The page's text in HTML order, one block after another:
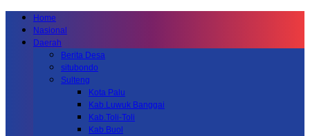
Home
Nasional
Daerah
Berita Desa
situbondo
Sulteng
Kota Palu
Kab.Luwuk Banggai
Kab.Toli-Toli
Kab.Buol